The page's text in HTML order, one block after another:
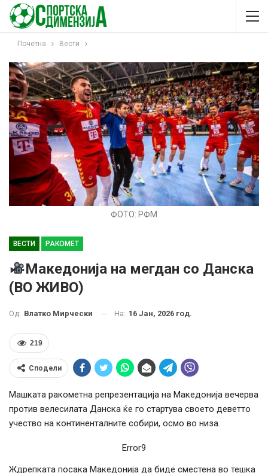
Почетна Вести
ФОТО: РФМ
ВЕСТИ РАКОМЕТ
Македонија на мегдан со Данска
(ВО ЖИВО)
Од: Влатко Мирчески На: 16 Јан, 2026 год.
219
Сподели
Машката ракометна репрезентација на Македонија вечерва
против велесилата Данска ќе го стартува своето деветто
учество на континенталните собири, осмо во низа.
Error9
Ждрепката посака Македонија да биде сместена во тешка